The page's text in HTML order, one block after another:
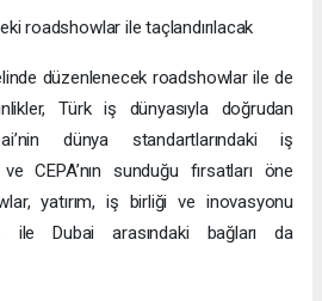
roadshowlar ile taçlandırılacak
düzenlenecek roadshowlar ile de
Türk iş dünyasıyla doğrudan
dünya standartlarındaki iş
CEPA’nın sunduğu fırsatları öne
yatırım, iş birliği ve inovasyonu
ile Dubai arasındaki bağları da